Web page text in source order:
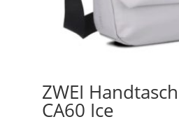
ZWEI
CA60 Ice